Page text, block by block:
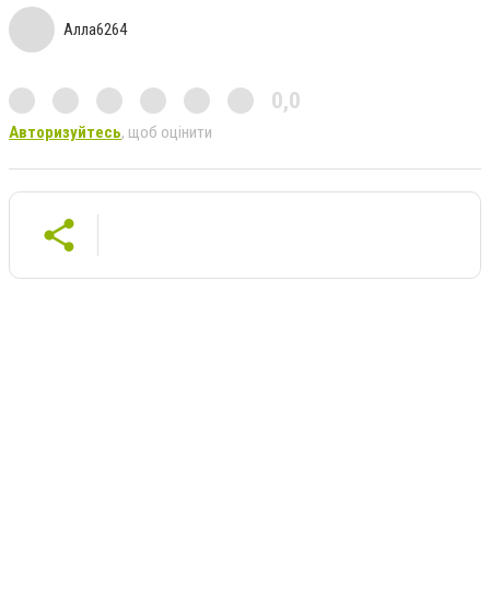
Алла6264
0,0
Авторизуйтесь, щоб оцінити